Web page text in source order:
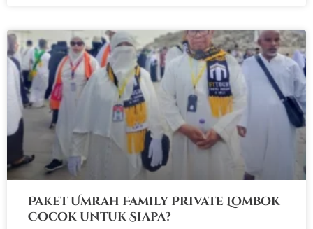
Paket Umrah Family Private Lombok
Cocok untuk Siapa?